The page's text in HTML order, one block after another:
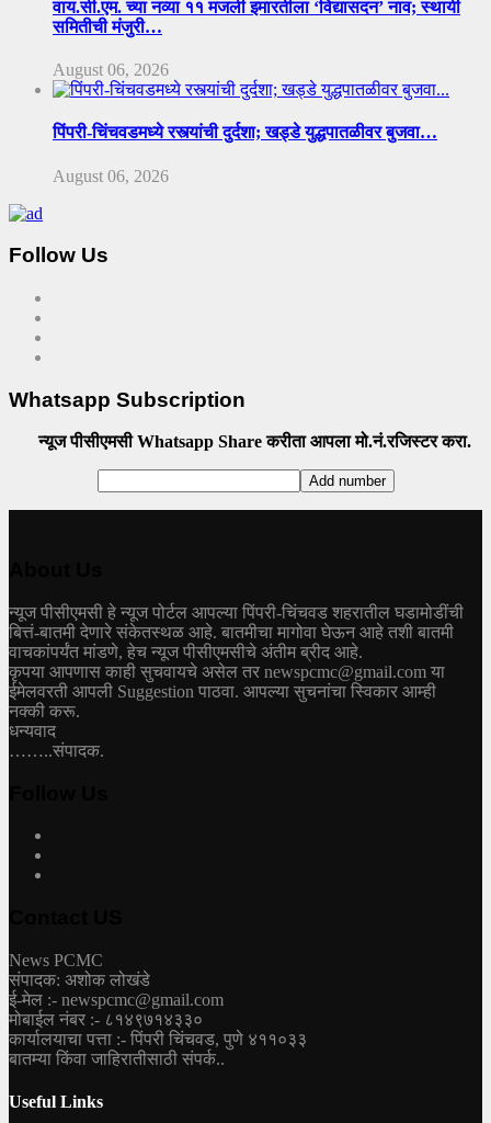
वाय.सी.एम. च्या नव्या ११ मजली इमारतीला ‘विद्यासदन’ नाव; स्थायी
समितीची मंजुरी…
August 06, 2026
पिंपरी-चिंचवडमध्ये रस्त्यांची दुर्दशा; खड्डे युद्धपातळीवर बुजवा…
August 06, 2026
Follow Us
Whatsapp Subscription
न्यूज पीसीएमसी Whatsapp Share करीता आपला मो.नं.रजिस्टर करा.
न्यूज पीसीएमसी हे न्यूज पोर्टल आपल्या पिंपरी-चिंचवड शहरातील घडामोडींची
बित्तं-बातमी देणारे संकेतस्थळ आहे. बातमीचा मागोवा घेऊन आहे तशी बातमी
वाचकांपर्यंत मांडणे, हेच न्यूज पीसीएमसीचे अंतीम ब्रीद आहे.
कृपया आपणास काही सुचवायचे असेल तर newspcmc@gmail.com या
ईमेलवरती आपली Suggestion पाठवा. आपल्या सुचनांचा स्विकार आम्ही
नक्की करू.
धन्यवाद
……..संपादक.
News PCMC
संपादक: अशोक लोखंडे
ई-मेल :- newspcmc@gmail.com
मोबाईल नंबर :- ८१४९७१४३३०
कार्यालयाचा पत्ता :- पिंपरी चिंचवड, पुणे ४११०३३
बातम्या किंवा जाहिरातीसाठी संपर्क..
Useful Links